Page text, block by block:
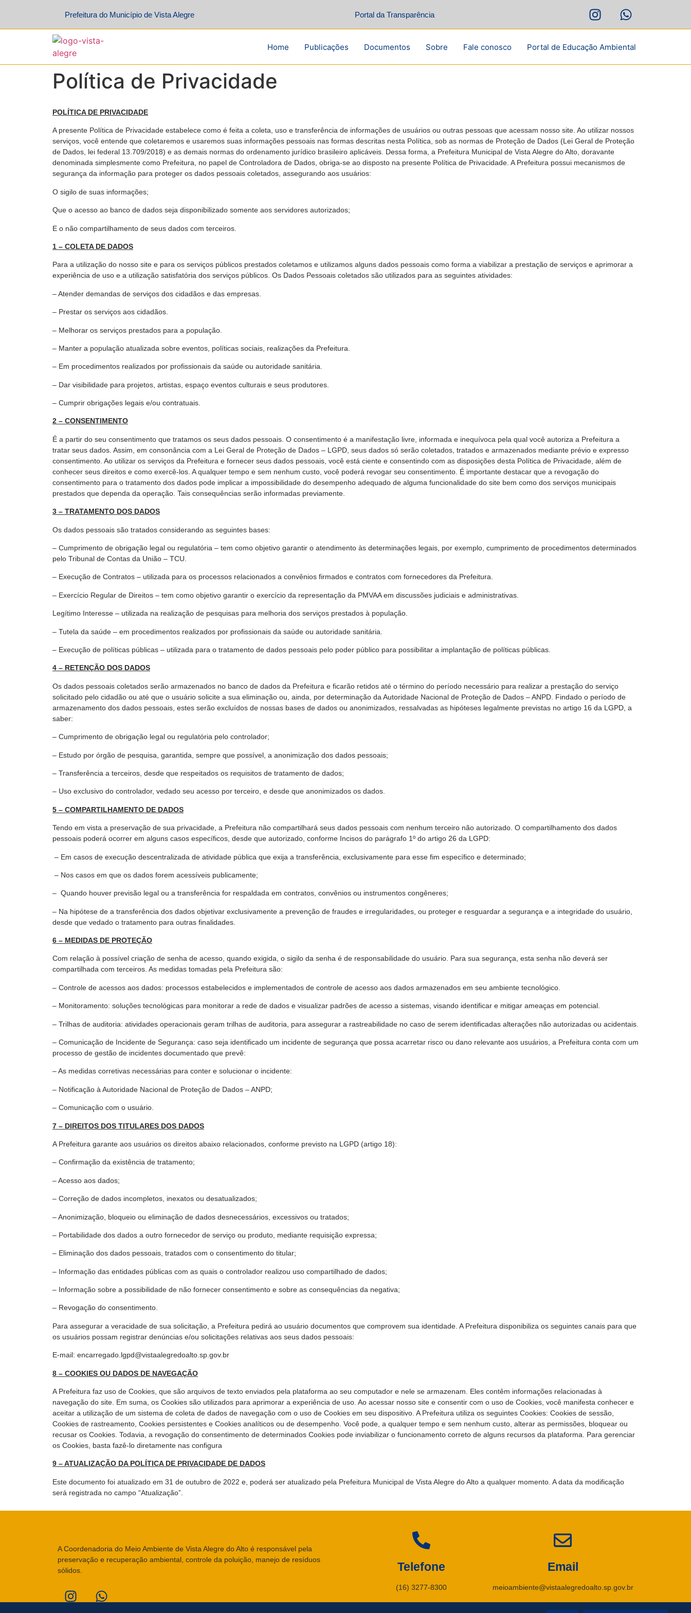
Prefeitura do Município de Vista Alegre Portal da Transparência
Home Publicações Documentos Sobre Fale conosco Portal de Educação Ambiental
Política de Privacidade
POLÍTICA DE PRIVACIDADE
A presente Política de Privacidade estabelece como é feita a coleta, uso e transferência de informações de usuários ou outras pessoas que acessam nosso site. Ao utilizar nossos
serviços, você entende que coletaremos e usaremos suas informações pessoais nas formas descritas nesta Política, sob as normas de Proteção de Dados (Lei Geral de Proteção
de Dados, lei federal 13.709/2018) e as demais normas do ordenamento jurídico brasileiro aplicáveis. Dessa forma, a Prefeitura Municipal de Vista Alegre do Alto, doravante
denominada simplesmente como Prefeitura, no papel de Controladora de Dados, obriga-se ao disposto na presente Política de Privacidade. A Prefeitura possui mecanismos de
segurança da informação para proteger os dados pessoais coletados, assegurando aos usuários:
O sigilo de suas informações;
Que o acesso ao banco de dados seja disponibilizado somente aos servidores autorizados;
E o não compartilhamento de seus dados com terceiros.
1 – COLETA DE DADOS
Para a utilização do nosso site e para os serviços públicos prestados coletamos e utilizamos alguns dados pessoais como forma a viabilizar a prestação de serviços e aprimorar a
experiência de uso e a utilização satisfatória dos serviços públicos. Os Dados Pessoais coletados são utilizados para as seguintes atividades:
– Atender demandas de serviços dos cidadãos e das empresas.
– Prestar os serviços aos cidadãos.
– Melhorar os serviços prestados para a população.
– Manter a população atualizada sobre eventos, políticas sociais, realizações da Prefeitura.
– Em procedimentos realizados por profissionais da saúde ou autoridade sanitária.
– Dar visibilidade para projetos, artistas, espaço eventos culturais e seus produtores.
– Cumprir obrigações legais e/ou contratuais.
2 – CONSENTIMENTO
É a partir do seu consentimento que tratamos os seus dados pessoais. O consentimento é a manifestação livre, informada e inequívoca pela qual você autoriza a Prefeitura a
tratar seus dados. Assim, em consonância com a Lei Geral de Proteção de Dados – LGPD, seus dados só serão coletados, tratados e armazenados mediante prévio e expresso
consentimento. Ao utilizar os serviços da Prefeitura e fornecer seus dados pessoais, você está ciente e consentindo com as disposições desta Política de Privacidade, além de
conhecer seus direitos e como exercê-los. A qualquer tempo e sem nenhum custo, você poderá revogar seu consentimento. É importante destacar que a revogação do
consentimento para o tratamento dos dados pode implicar a impossibilidade do desempenho adequado de alguma funcionalidade do site bem como dos serviços municipais
prestados que dependa da operação. Tais consequências serão informadas previamente.
3 – TRATAMENTO DOS DADOS
Os dados pessoais são tratados considerando as seguintes bases:
– Cumprimento de obrigação legal ou regulatória – tem como objetivo garantir o atendimento às determinações legais, por exemplo, cumprimento de procedimentos determinados
pelo Tribunal de Contas da União – TCU.
– Execução de Contratos – utilizada para os processos relacionados a convênios firmados e contratos com fornecedores da Prefeitura.
– Exercício Regular de Direitos – tem como objetivo garantir o exercício da representação da PMVAA em discussões judiciais e administrativas.
Legítimo Interesse – utilizada na realização de pesquisas para melhoria dos serviços prestados à população.
– Tutela da saúde – em procedimentos realizados por profissionais da saúde ou autoridade sanitária.
– Execução de políticas públicas – utilizada para o tratamento de dados pessoais pelo poder público para possibilitar a implantação de políticas públicas.
4 – RETENÇÃO DOS DADOS
Os dados pessoais coletados serão armazenados no banco de dados da Prefeitura e ficarão retidos até o término do período necessário para realizar a prestação do serviço
solicitado pelo cidadão ou até que o usuário solicite a sua eliminação ou, ainda, por determinação da Autoridade Nacional de Proteção de Dados – ANPD. Findado o período de
armazenamento dos dados pessoais, estes serão excluídos de nossas bases de dados ou anonimizados, ressalvadas as hipóteses legalmente previstas no artigo 16 da LGPD, a
saber:
– Cumprimento de obrigação legal ou regulatória pelo controlador;
– Estudo por órgão de pesquisa, garantida, sempre que possível, a anonimização dos dados pessoais;
– Transferência a terceiros, desde que respeitados os requisitos de tratamento de dados;
– Uso exclusivo do controlador, vedado seu acesso por terceiro, e desde que anonimizados os dados.
5 – COMPARTILHAMENTO DE DADOS
Tendo em vista a preservação de sua privacidade, a Prefeitura não compartilhará seus dados pessoais com nenhum terceiro não autorizado. O compartilhamento dos dados
pessoais poderá ocorrer em alguns casos específicos, desde que autorizado, conforme Incisos do parágrafo 1º do artigo 26 da LGPD:
– Em casos de execução descentralizada de atividade pública que exija a transferência, exclusivamente para esse fim específico e determinado;
– Nos casos em que os dados forem acessíveis publicamente;
– Quando houver previsão legal ou a transferência for respaldada em contratos, convênios ou instrumentos congêneres;
– Na hipótese de a transferência dos dados objetivar exclusivamente a prevenção de fraudes e irregularidades, ou proteger e resguardar a segurança e a integridade do usuário,
desde que vedado o tratamento para outras finalidades.
6 – MEDIDAS DE PROTEÇÃO
Com relação à possível criação de senha de acesso, quando exigida, o sigilo da senha é de responsabilidade do usuário. Para sua segurança, esta senha não deverá ser
compartilhada com terceiros. As medidas tomadas pela Prefeitura são:
– Controle de acessos aos dados: processos estabelecidos e implementados de controle de acesso aos dados armazenados em seu ambiente tecnológico.
– Monitoramento: soluções tecnológicas para monitorar a rede de dados e visualizar padrões de acesso a sistemas, visando identificar e mitigar ameaças em potencial.
– Trilhas de auditoria: atividades operacionais geram trilhas de auditoria, para assegurar a rastreabilidade no caso de serem identificadas alterações não autorizadas ou acidentais.
– Comunicação de Incidente de Segurança: caso seja identificado um incidente de segurança que possa acarretar risco ou dano relevante aos usuários, a Prefeitura conta com um
processo de gestão de incidentes documentado que prevê:
– As medidas corretivas necessárias para conter e solucionar o incidente:
– Notificação à Autoridade Nacional de Proteção de Dados – ANPD;
– Comunicação com o usuário.
7 – DIREITOS DOS TITULARES DOS DADOS
A Prefeitura garante aos usuários os direitos abaixo relacionados, conforme previsto na LGPD (artigo 18):
– Confirmação da existência de tratamento;
– Acesso aos dados;
– Correção de dados incompletos, inexatos ou desatualizados;
– Anonimização, bloqueio ou eliminação de dados desnecessários, excessivos ou tratados;
– Portabilidade dos dados a outro fornecedor de serviço ou produto, mediante requisição expressa;
– Eliminação dos dados pessoais, tratados com o consentimento do titular;
– Informação das entidades públicas com as quais o controlador realizou uso compartilhado de dados;
– Informação sobre a possibilidade de não fornecer consentimento e sobre as consequências da negativa;
– Revogação do consentimento.
Para assegurar a veracidade de sua solicitação, a Prefeitura pedirá ao usuário documentos que comprovem sua identidade. A Prefeitura disponibiliza os seguintes canais para que
os usuários possam registrar denúncias e/ou solicitações relativas aos seus dados pessoais:
E-mail: encarregado.lgpd@vistaalegredoalto.sp.gov.br
8 – COOKIES OU DADOS DE NAVEGAÇÃO
A Prefeitura faz uso de Cookies, que são arquivos de texto enviados pela plataforma ao seu computador e nele se armazenam. Eles contêm informações relacionadas à
navegação do site. Em suma, os Cookies são utilizados para aprimorar a experiência de uso. Ao acessar nosso site e consentir com o uso de Cookies, você manifesta conhecer e
aceitar a utilização de um sistema de coleta de dados de navegação com o uso de Cookies em seu dispositivo. A Prefeitura utiliza os seguintes Cookies: Cookies de sessão,
Cookies de rastreamento, Cookies persistentes e Cookies analíticos ou de desempenho. Você pode, a qualquer tempo e sem nenhum custo, alterar as permissões, bloquear ou
recusar os Cookies. Todavia, a revogação do consentimento de determinados Cookies pode inviabilizar o funcionamento correto de alguns recursos da plataforma. Para gerenciar
os Cookies, basta fazê-lo diretamente nas configura
9 – ATUALIZAÇÃO DA POLÍTICA DE PRIVACIDADE DE DADOS
Este documento foi atualizado em 31 de outubro de 2022 e, poderá ser atualizado pela Prefeitura Municipal de Vista Alegre do Alto a qualquer momento. A data da modificação
será registrada no campo “Atualização”.
A Coordenadoria do Meio Ambiente de Vista Alegre do Alto é responsável pela
preservação e recuperação ambiental, controle da poluição, manejo de resíduos
sólidos.
Telefone
(16) 3277-8300
Email
meioambiente@vistaalegredoalto.sp.gov.br